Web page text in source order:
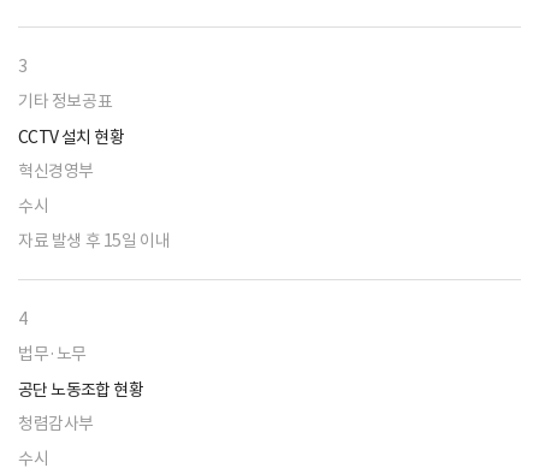
3
기타 정보공표
CCTV 설치 현황
혁신경영부
수시
자료 발생 후 15일 이내
4
법무·노무
공단 노동조합 현황
청렴감사부
수시